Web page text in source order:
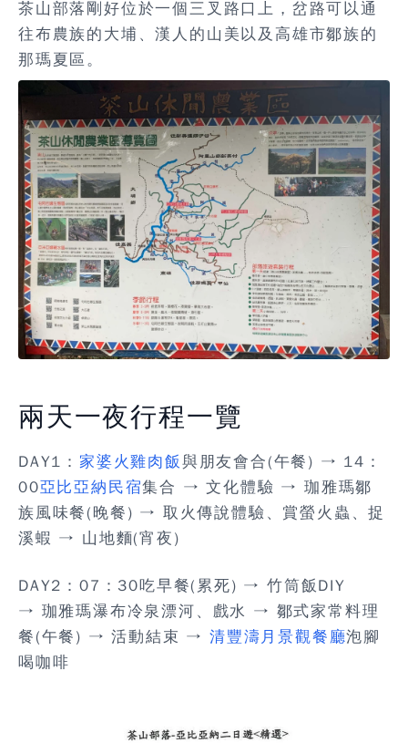
茶山部落剛好位於一個三叉路口上，岔路可以通
往布農族的大埔、漢人的山美以及高雄市鄒族的
那瑪夏區。
兩天一夜行程一覽
DAY1 ： 家婆火雞肉飯與朋友會合(午餐) → 14：
00亞比亞納民宿集合 → 文化體驗 → 珈雅瑪鄒
族風味餐(晚餐) → 取火傳說體驗、賞螢火蟲、捉
溪蝦 → 山地麵(宵夜)
DAY2 ：07：30吃早餐(累死) → 竹筒飯DIY
→ 珈雅瑪瀑布冷泉漂河、戲水 → 鄒式家常料理
餐(午餐) → 活動結束 →清豐濤月景觀餐廳泡腳
喝咖啡